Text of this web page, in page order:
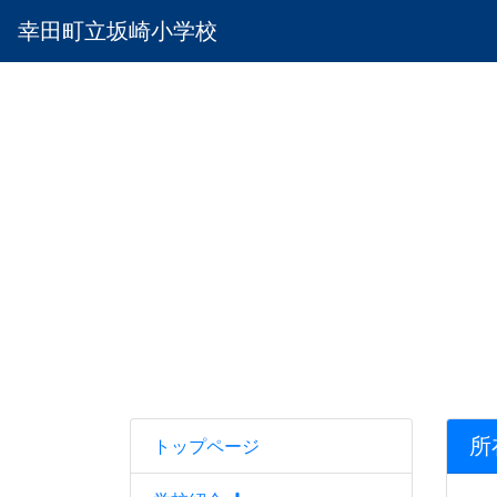
幸田町立坂崎小学校
トップページ